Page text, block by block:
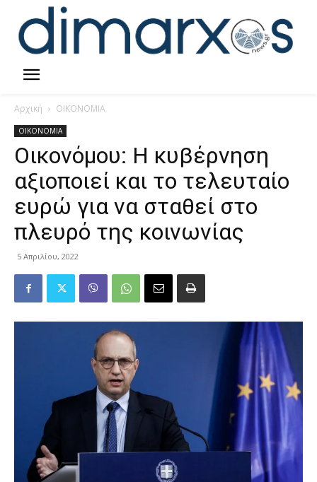
Αρχική ΟΙΚΟΝΟΜΙΑ
ΟΙΚΟΝΟΜΙΑ
Οικονόμου: Η κυβέρνηση
αξιοποιεί και το τελευταίο
ευρώ για να σταθεί στο
πλευρό της κοινωνίας
5 Απριλίου, 2022